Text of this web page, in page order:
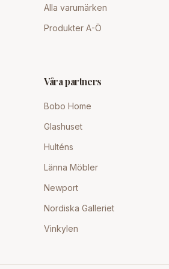
Alla varumärken
Produkter A-Ö
Våra partners
Bobo Home
Glashuset
Hulténs
Länna Möbler
Newport
Nordiska Galleriet
Vinkylen